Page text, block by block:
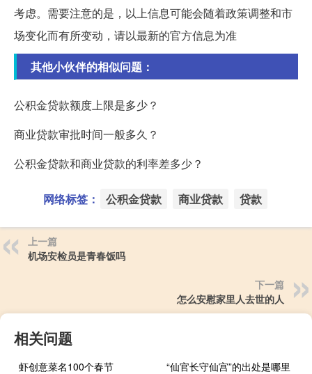
考虑。需要注意的是，以上信息可能会随着政策调整和市
场变化而有所变动，请以最新的官方信息为准
其他小伙伴的相似问题：
公积金贷款额度上限是多少？
商业贷款审批时间一般多久？
公积金贷款和商业贷款的利率差多少？
网络标签： 公积金贷款 商业贷款 贷款
上一篇
机场安检员是青春饭吗
下一篇
怎么安慰家里人去世的人
相关问题
虾创意菜名100个春节
“仙官长守仙宫”的出处是哪里